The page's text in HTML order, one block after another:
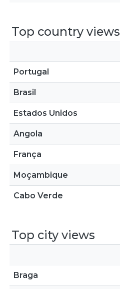
Top country views
Portugal
Brasil
Estados Unidos
Angola
França
Moçambique
Cabo Verde
Top city views
Braga